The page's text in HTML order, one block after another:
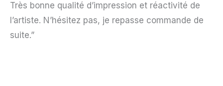
Très bonne qualité d’impression et réactivité de
l’artiste. N’hésitez pas, je repasse commande de
suite.”